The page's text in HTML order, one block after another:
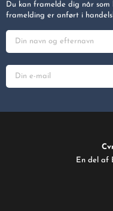
Du kan framelde dig når som
framelding er anført i
En del af